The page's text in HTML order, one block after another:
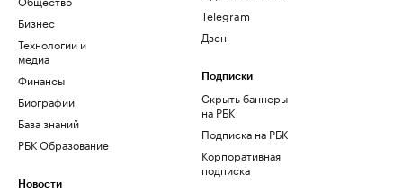
Бизнес
Технологии и
медиа
Финансы
Биографии
База знаний
РБК Образование
Новости
Telegram
Дзен
Подписки
Скрыть баннеры
на РБК
Подписка на РБК
Корпоративная
подписка